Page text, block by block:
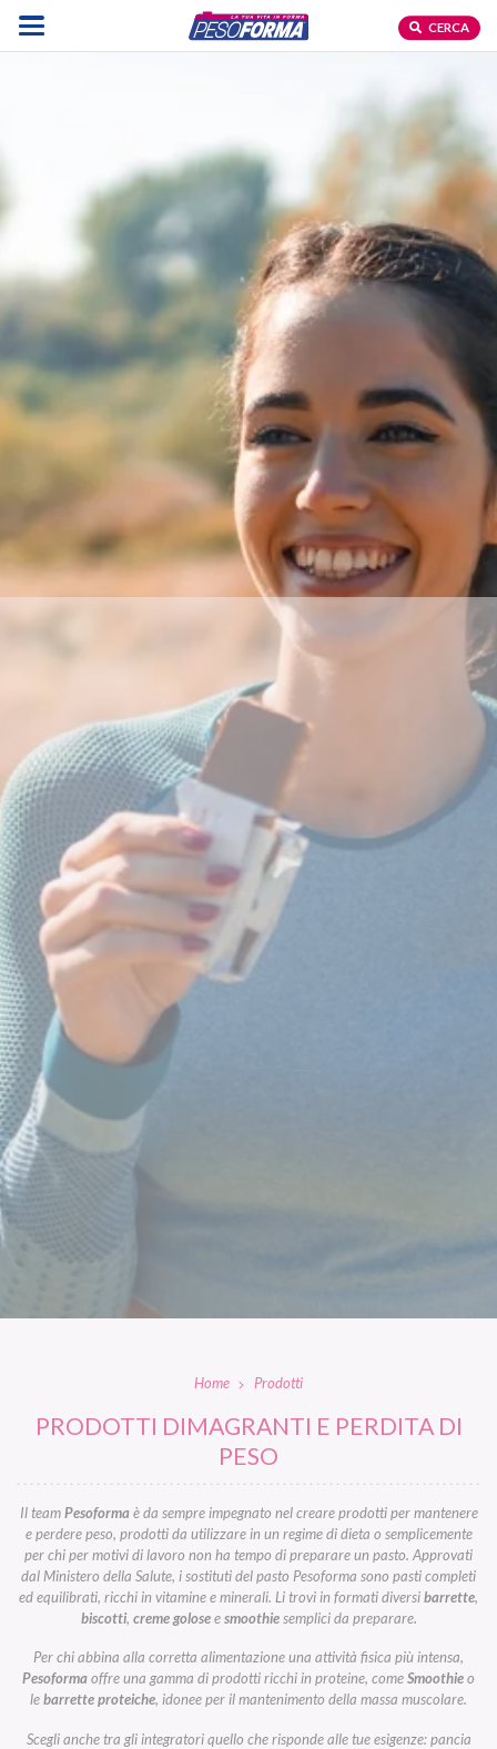
CERCA
Home Prodotti
PRODOTTI DIMAGRANTI E PERDITA DI
PESO
Il teamPesoformaè da sempre impegnato nel creare prodotti per mantenere
e perdere peso, prodotti da utilizzare in un regime di dieta o semplicemente
per chi per motivi di lavoro non ha tempo di preparare un pasto. Approvati
dal Ministero della Salute, i sostituti del pasto Pesoforma sono pasti completi
ed equilibrati, ricchi in vitamine e minerali. Li trovi in formati diversibarrette,
biscotti, creme goloseesmoothiesemplici da preparare.
Per chi abbina alla corretta alimentazione una attività fisica più intensa,
Pesoformaoffre una gamma di prodotti ricchi in proteine, comeSmoothieo
lebarrette proteiche, idonee per il mantenimento della massa muscolare.
Scegli anche tra gli integratori quello che risponde alle tue esigenze: pancia